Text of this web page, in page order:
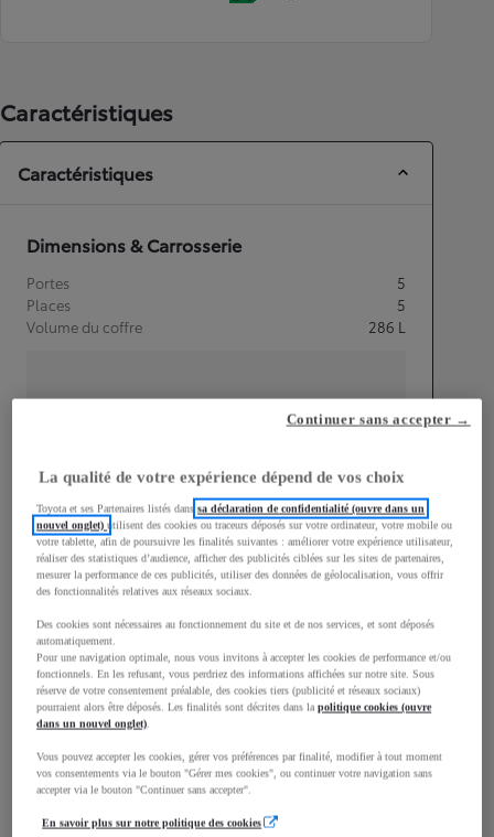
Caractéristiques
Caractéristiques
Dimensions & Carrosserie
Portes
5
Places
5
Volume du coffre
286 L
Longueur
3 940mm
Hauteur
1 500
Largeur
1 745 mm
Consommation mixte
La qualité de votre expérience dépend de vos choix
Toyota et ses Partenaires listés danssa déclaration de confidentialité (ouvre dans un
nouvel onglet)utilisent des cookies ou traceurs déposés sur votre ordinateur, votre mobile ou
votre tablette, afin de poursuivre les finalités suivantes : améliorer votre expérience utilisateur,
réaliser des statistiques d’audience, afficher des publicités ciblées sur les sites de partenaires,
mesurer la performance de ces publicités, utiliser des données de géolocalisation, vous offrir
des fonctionnalités relatives aux réseaux sociaux.
Des cookies sont nécessaires au fonctionnement du site et de nos services, et sont déposés
automatiquement.
Pour une navigation optimale, nous vous invitons à accepter les cookies de performance et/ou
fonctionnels. En les refusant, vous perdriez des informations affichées sur notre site. Sous
réserve de votre consentement préalable, des cookies tiers (publicité et réseaux sociaux)
pourraient alors être déposés. Les finalités sont décrites dans lapolitique cookies (ouvre
dans un nouvel onglet)
Vous pouvez accepter les cookies, gérer vos préférences par finalité, modifier à tout moment
vos consentements via le bouton "Gérer mes cookies", ou continuer votre navigation sans
accepter via le bouton "Continuer sans accepter".
En savoir plus sur notre politique des cookies
Continuer sans accepter →